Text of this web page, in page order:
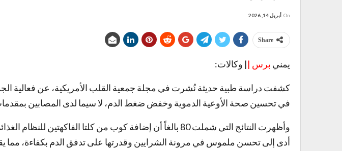
On أبريل 14, 2026
Share
يمني برس || وكالات:
كشفت دراسة طبية حديثة نُشرت في مجلة جمعية القلب الأمريكية، عن فعالية الجمع
في تحسين صحة الأوعية الدموية وخفض ضغط الدم، لا سيما لدى المصابين
وأظهرت النتائج التي شملت 80 بالغاً أن إضافة كوب من كلتا الفاكهتين
أدى إلى تحسن ملموس في مرونة الشرايين وقدرتها على تدفق الدم بكفاءة، مما